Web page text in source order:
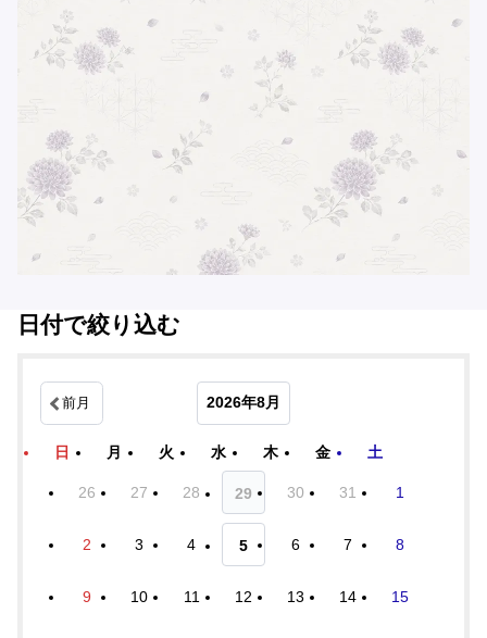
日付で絞り込む
前月 2026年8月
日 月 火 水 木 金 土
26 27 28 29 30 31 1
2 3 4 5 6 7 8
9 10 11 12 13 14 15